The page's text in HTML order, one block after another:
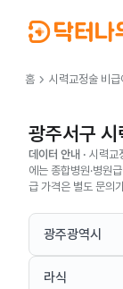
홈 chevron_right 시력교정술 비급
광주서구
데이터 안내 · 시력교
에는 종합병원·병원
급 가격은 별도 문의
광주광역시
라식